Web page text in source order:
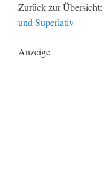
Zurück zur Übersicht:
und Superlativ
Anzeige